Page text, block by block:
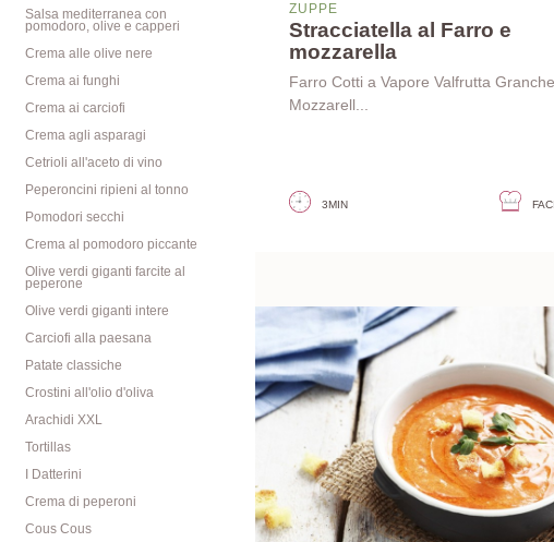
Salsa mediterranea con
pomodoro, olive e capperi
Crema alle olive nere
Crema ai funghi
Crema ai carciofi
Crema agli asparagi
Cetrioli all'aceto di vino
Peperoncini ripieni al tonno
Pomodori secchi
Crema al pomodoro piccante
Olive verdi giganti farcite al
peperone
Olive verdi giganti intere
Carciofi alla paesana
Patate classiche
Crostini all'olio d'oliva
Arachidi XXL
Tortillas
I Datterini
Crema di peperoni
Cous Cous
ZUPPE
Stracciatella al Farro e
mozzarella
Farro Cotti a Vapore Valfrutta
Mozzarell...
3MIN